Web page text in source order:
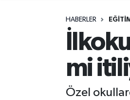
HABERLER
mi
Özel